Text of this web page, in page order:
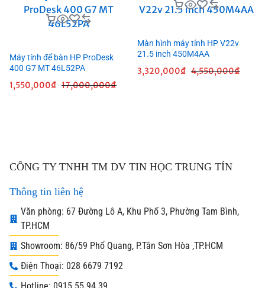
Máy tính để bàn HP ProDesk
400 G7 MT 46L52PA
1,550,000₫ 17,000,000₫
Màn hình máy tính HP V22v
21.5 inch 450M4AA
3,320,000₫ 4,550,000₫
CÔNG TY TNHH TM DV TIN HỌC TRUNG TÍN
Thông tin liên hệ
Văn phòng: 67 Đường Lô A, Khu Phố 3, Phường Tam Bình,
TP.HCM
Showroom: 86/59 Phổ Quang, P.Tân Sơn Hòa ,TP.HCM
Điện Thoại: 028 6679 7192